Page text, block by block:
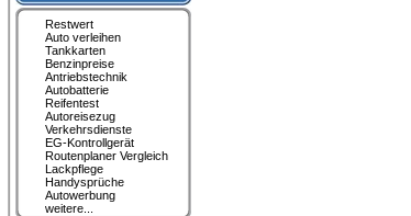
Restwert
Auto verleihen
Tankkarten
Benzinpreise
Antriebstechnik
Autobatterie
Reifentest
Autoreisezug
Verkehrsdienste
EG-Kontrollgerät
Routenplaner Vergleich
Lackpflege
Handysprüche
Autowerbung
weitere...